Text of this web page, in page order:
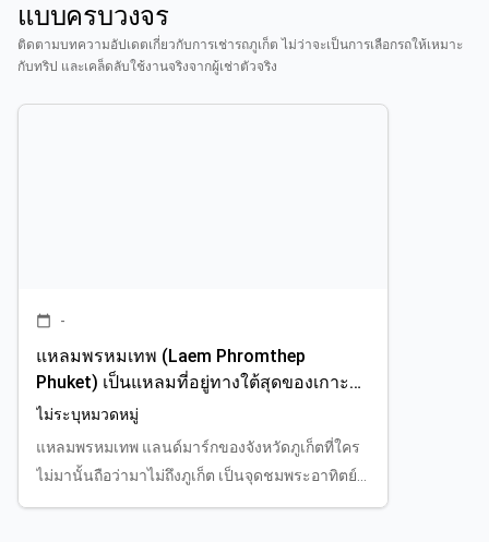
แบบครบวงจร
ติดตามบทความอัปเดตเกี่ยวกับการเช่ารถภูเก็ต ไม่ว่าจะเป็นการเลือกรถให้เหมาะ
กับทริป และเคล็ดลับใช้งานจริงจากผู้เช่าตัวจริง
calendar_today -
แหลมพรหมเทพ (Laem Phromthep
Phuket) เป็นแหลมที่อยู่ทางใต้สุดของเกาะ
ภูเก็ต
ไม่ระบุหมวดหมู่
แหลมพรหมเทพ แลนด์มาร์กของจังหวัดภูเก็ตที่ใคร
ไม่มานั้นถือว่ามาไม่ถึงภูเก็ต เป็นจุดชมพระอาทิตย์
ตกที่เขาว่ากันว่าสวยที่สุดในประเทศไทยเลยทีเดียว